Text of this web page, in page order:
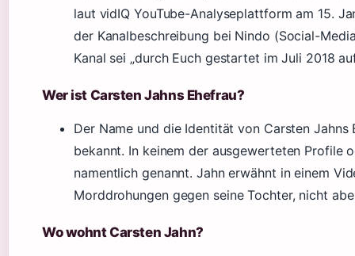
laut vidIQ YouTube-Analyseplattform am 15.
der Kanalbeschreibung bei Nindo (Social-
Kanal sei „durch Euch gestartet im Juli 2018
Wer ist Carsten Jahns Ehefrau?
Der Name und die Identität von Carsten
bekannt. In keinem der ausgewerteten Profile
namentlich genannt. Jahn erwähnt in einem
Morddrohungen gegen seine Tochter, nicht
Wo wohnt Carsten Jahn?